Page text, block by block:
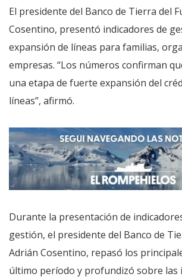
El presidente del Banco de Tierra del
Cosentino, presentó indicadores de
expansión de líneas para familias,
empresas. “Los números confirman
una etapa de fuerte expansión del
líneas”, afirmó.
Durante la presentación de
gestión, el presidente del Banco de
Adrián Cosentino, repasó los
último período y profundizó sobre las